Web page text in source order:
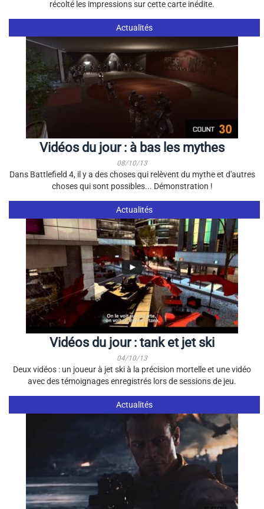
récolté les impressions sur cette carte inédite.
Actualités
Vidéos du jour : à bas les mythes
08/10/13
Dans Battlefield 4, il y a des choses qui relèvent du mythe et d'autres
choses qui sont possibles... Démonstration !
Actualités
Vidéos du jour : tank et jet ski
04/10/13
Deux vidéos : un joueur à jet ski à la précision mortelle et une vidéo
avec des témoignages enregistrés lors de sessions de jeu.
Actualités